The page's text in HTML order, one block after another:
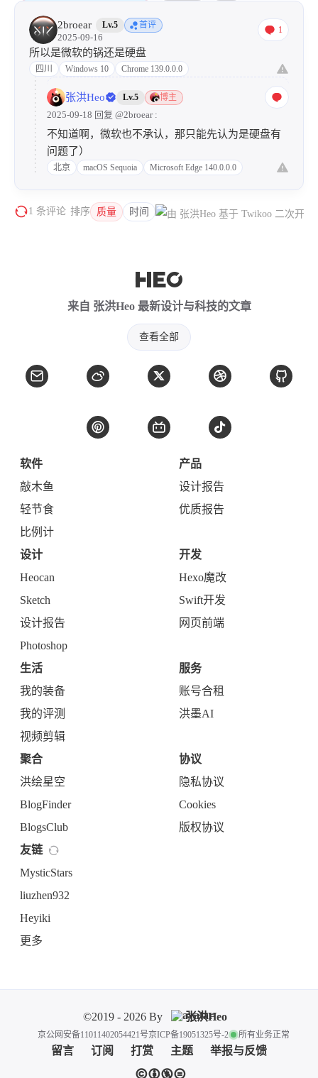
2broear Lv.5 首评
2025-09-16
1
所以是微软的锅还是硬盘
四川 Windows 10 Chrome 139.0.0.0
张洪Heo Lv.5 博主
2025-09-18 回复 @2broear:
不知道啊，微软也不承认，那只能先认为是硬盘有
问题了）
北京 macOS Sequoia Microsoft Edge 140.0.0.0
1 条评论 排序 质量 时间
来自 张洪Heo 最新设计与科技的文章
查看全部
软件
敲木鱼
轻节食
比例计
产品
设计报告
优质报告
设计
Heocan
Sketch
设计报告
Photoshop
开发
Hexo魔改
Swift开发
网页前端
生活
我的装备
我的评测
视频剪辑
服务
账号合租
洪墨AI
聚合
洪绘星空
BlogFinder
BlogsClub
协议
隐私协议
Cookies
版权协议
友链
MysticStars
liuzhen932
Heyiki
更多
©2019 - 2026 By 张洪Heo
京公网安备11011402054421号京ICP备19051325号-2 所有业务正常
留言 订阅 打赏 主题 举报与反馈